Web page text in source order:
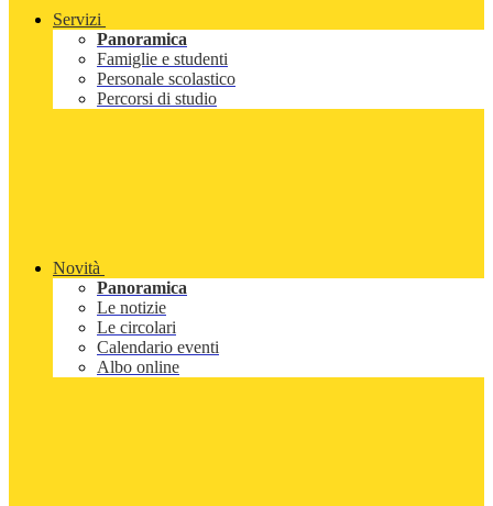
Servizi
Panoramica
Famiglie e studenti
Personale scolastico
Percorsi di studio
Novità
Panoramica
Le notizie
Le circolari
Calendario eventi
Albo online